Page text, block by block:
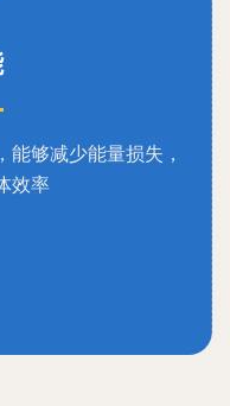
能够减少能量损失，
效率